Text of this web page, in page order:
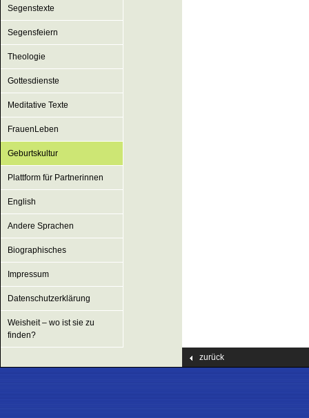
Segenstexte
Segensfeiern
Theologie
Gottesdienste
Meditative Texte
FrauenLeben
Geburtskultur
Plattform für Partnerinnen
English
Andere Sprachen
Biographisches
Impressum
Datenschutzerklärung
Weisheit – wo ist sie zu
finden?
zurück